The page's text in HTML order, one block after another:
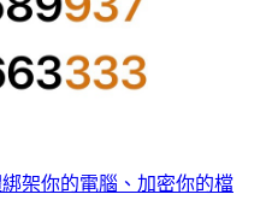
架你的電腦、加密你的檔